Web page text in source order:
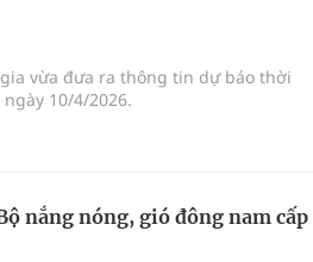
vừa đưa ra thông tin dự báo thời
10/4/2026.
nắng nóng, gió đông nam cấp